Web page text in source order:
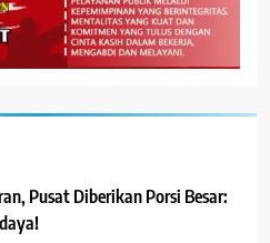
Pusat Diberikan Porsi Besar: